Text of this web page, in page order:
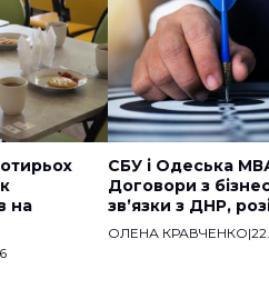
на
СБУ і Одеська
Договори з
звʼязки з ДНР,
ОЛЕНА КРАВЧЕНКО|